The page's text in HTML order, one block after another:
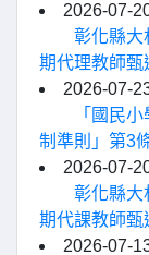
2026-07-
彰化縣大
期代理教師甄
2026-07-
「國民
制準則」第3
2026-07-
彰化縣大
期代課教師甄
2026-07-